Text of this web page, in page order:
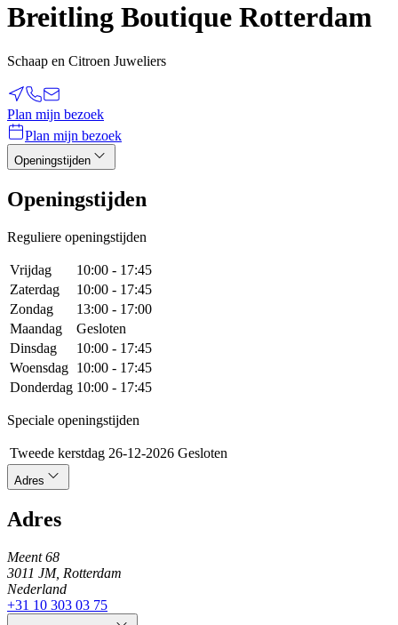
Breitling Boutique Rotterdam
Schaap en Citroen Juweliers
Plan mijn bezoek
Plan mijn bezoek
Openingstijden
Openingstijden
Reguliere openingstijden
Vrijdag
10:00 - 17:45
Zaterdag
10:00 - 17:45
Zondag
13:00 - 17:00
Maandag
Gesloten
Dinsdag
10:00 - 17:45
Woensdag 10:00 - 17:45
Donderdag 10:00 - 17:45
Speciale openingstijden
Tweede kerstdag 26-12-2026 Gesloten
Adres
Adres
Meent 68
3011 JM, Rotterdam
Nederland
+31 10 303 03 75